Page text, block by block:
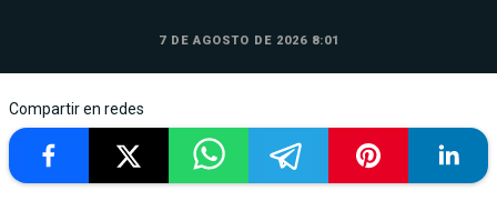
7 DE AGOSTO DE 2026 8:01
Compartir en redes